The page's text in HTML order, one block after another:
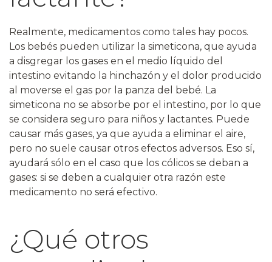
Realmente, medicamentos como tales hay pocos.
Los bebés pueden utilizar la simeticona, que ayuda
a disgregar los gases en el medio líquido del
intestino evitando la hinchazón y el dolor producido
al moverse el gas por la panza del bebé. La
simeticona no se absorbe por el intestino, por lo que
se considera seguro para niños y lactantes. Puede
causar más gases, ya que ayuda a eliminar el aire,
pero no suele causar otros efectos adversos. Eso sí,
ayudará sólo en el caso que los cólicos se deban a
gases: si se deben a cualquier otra razón este
medicamento no será efectivo.
¿Qué otros